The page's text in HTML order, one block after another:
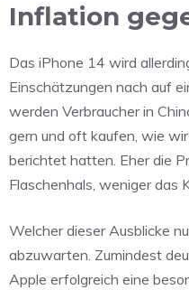
Inflation
Das iPhone 14 wird
Einschätzungen nach auf
werden Verbraucher in
gern und oft kaufen, wie
berichtet hatten. Eher die
Flaschenhals, weniger das
Welcher dieser Ausblicke
abzuwarten. Zumindest
Apple erfolgreich eine